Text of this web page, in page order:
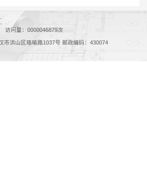
访问量： 0000046879次
市洪山区珞喻路1037号 邮政编码：430074